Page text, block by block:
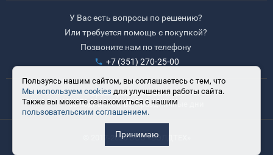
У Вас есть вопросы по решению?
Или требуется помощь с покупкой?
Позвоните нам по телефону
+7 (351) 270-25-00
Время работы: 8:30-17:30
Выходные: сб, вс, праздничные дни
© 2017-2025 ООО «ВЭЛДТЕХ»
Пользуясь нашим сайтом, вы соглашаетесь с тем, что
Мы используем cookies для улучшения работы сайта.
Также вы можете ознакомиться с нашим
пользовательским соглашением.
Принимаю